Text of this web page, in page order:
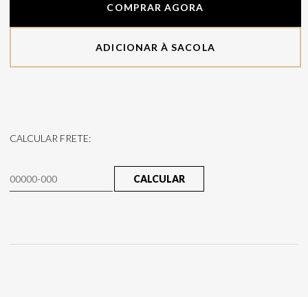
COMPRAR AGORA
ADICIONAR À SACOLA
CALCULAR FRETE:
CALCULAR